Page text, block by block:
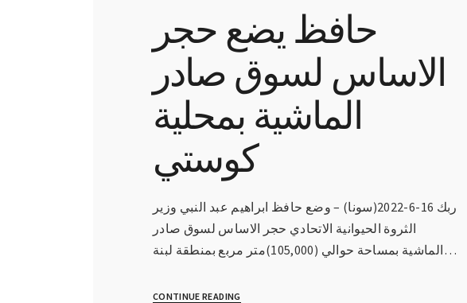
حافظ يضع حجر
الاساس لسوق صادر
الماشية بمحلية
كوستي
ربك 16-6-2022(سونا) – وضع حافظ ابراهيم عبد النبي وزير
الثروة الحيوانية الاتحادي حجر الاساس لسوق صادر
الماشية بمساحة حوالي (105,000)متر مربع بمنطقة لبنة…
CONTINUE READING